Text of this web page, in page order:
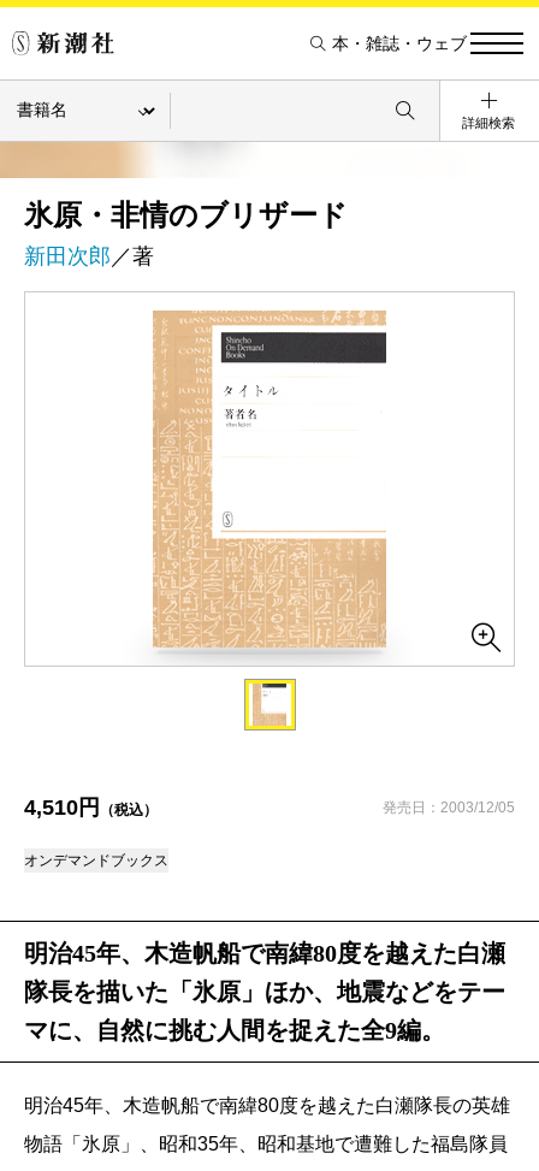
本・雑誌・ウェブ
詳細検索
氷原・非情のブリザード
新田次郎 ／著
4,510円 （税込） 発売日：2003/12/05
オンデマンドブックス
明治45年、木造帆船で南緯80度を越えた白瀬
隊長を描いた「氷原」ほか、地震などをテー
マに、自然に挑む人間を捉えた全9編。
明治45年、木造帆船で南緯80度を越えた白瀬隊長の英雄
物語「氷原」、昭和35年、昭和基地で遭難した福島隊員